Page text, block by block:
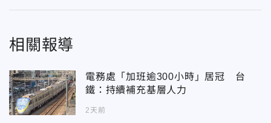
相關報導
電務處「加班逾300小時」居冠 台
鐵：持續補充基層人力
2天前